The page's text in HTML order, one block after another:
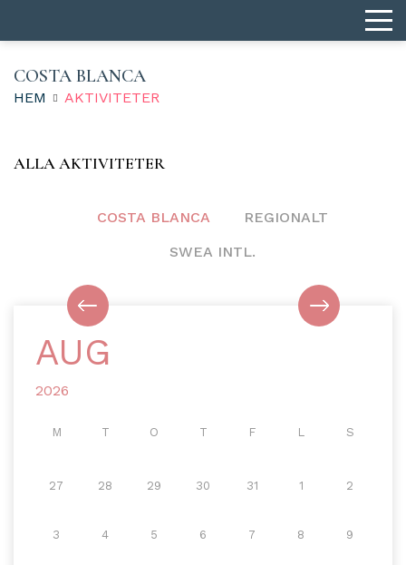
COSTA BLANCA
HEM AKTIVITETER
ALLA AKTIVITETER
COSTA BLANCA
REGIONALT
SWEA INTL.
AUG
2026
M T O T F L S
27 28 29 30 31 1 2
3 4 5 6 7 8 9